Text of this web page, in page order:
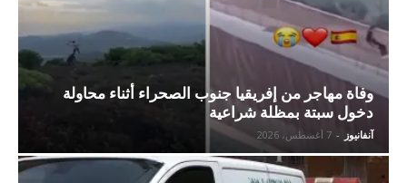
وفاة مهاجر من إفريقيا جنوب الصحراء أثناء محاولة
دخول سبتة بمظلة شراعية
آنفانيوز - 7 أغسطس، 2026